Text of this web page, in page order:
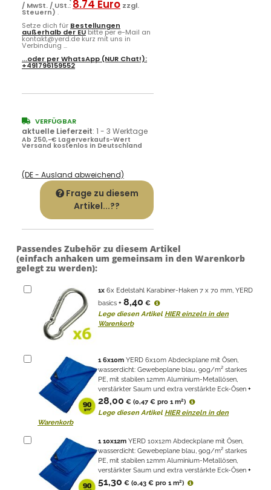
/ MwSt. / USt.: 8.74 Euro zzgl.
Steuern) .
Setze dich für Bestellungen
außerhalb der EUbitte per e-Mail an
kontakt@yerd.de kurz mit uns in
Verbindung ...
...oder perWhatsApp (NUR Chat!):
+491796159552
VERFÜGBAR
aktuelle Lieferzeit: 1 - 3 Werktage
Ab 250,-€ Lagerverkaufs-Wert
Versand kostenlos in Deutschland
(DE - Ausland abweichend)
Frage zu diesem
Artikel...??
Passendes Zubehör zu diesem Artikel
(einfach anhaken um gemeinsam in den Warenkorb
gelegt zu werden):
1x 6x Edelstahl Karabiner-Haken 7 x 70 mm, YERD
basics + 8,40 €
Lege diesen Artikel HIER einzeln in den
Warenkorb
1 6x10m YERD 6x10m Abdeckplane mit Ösen,
wasserdicht: Gewebeplane blau, 90g/m² starkes
PE, mit stabilen 12mm Aluminium-Metallösen,
verstärkter Saum und extra verstärkte Eck-Ösen +
28,00 € (0,47 € pro 1 m2)
Lege diesen Artikel HIER einzeln in den
Warenkorb
1 10x12m YERD 10x12m Abdeckplane mit Ösen,
wasserdicht: Gewebeplane blau, 90g/m² starkes
PE, mit stabilen 12mm Aluminium-Metallösen,
verstärkter Saum und extra verstärkte Eck-Ösen +
51,30 € (0,43 € pro 1 m2)